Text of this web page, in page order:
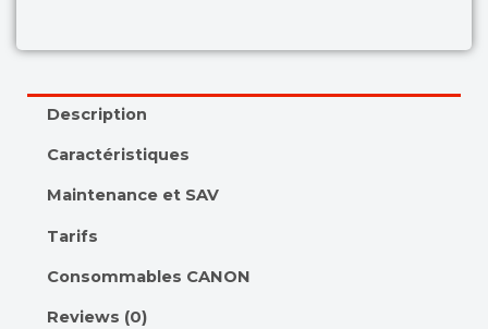
Description
Caractéristiques
Maintenance et SAV
Tarifs
Consommables CANON
Reviews (0)